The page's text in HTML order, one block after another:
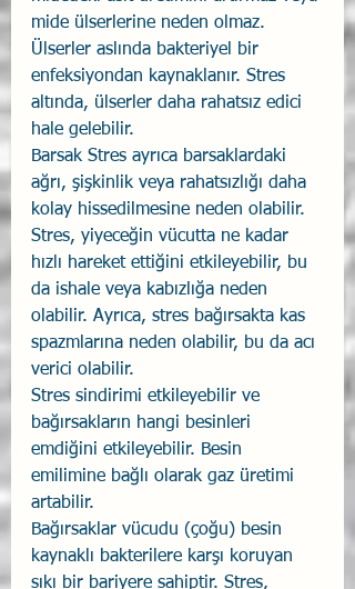
mide ülserlerine neden olmaz.
Ülserler aslında bakteriyel bir
enfeksiyondan kaynaklanır. Stres
altında, ülserler daha rahatsız edici
hale gelebilir.
Barsak Stres ayrıca barsaklardaki
ağrı, şişkinlik veya rahatsızlığı daha
kolay hissedilmesine neden olabilir.
Stres, yiyeceğin vücutta ne kadar
hızlı hareket ettiğini etkileyebilir, bu
da ishale veya kabızlığa neden
olabilir. Ayrıca, stres bağırsakta kas
spazmlarına neden olabilir, bu da acı
verici olabilir.
Stres sindirimi etkileyebilir ve
bağırsakların hangi besinleri
emdiğini etkileyebilir. Besin
emilimine bağlı olarak gaz üretimi
artabilir.
Bağırsaklar vücudu (çoğu) besin
kaynaklı bakterilere karşı koruyan
sıkı bir bariyere sahiptir. Stres,